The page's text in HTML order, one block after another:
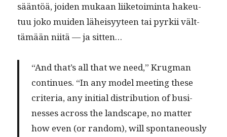
sään­töä, joiden mukaan liike­toim­inta hakeu­
tuu joko muiden läheisyy­teen tai pyrkii vält­
tämään niitä — ja sitten…
“And that’s all that we need,” Krug­man
con­tin­ues. “In any mod­el meet­ing these
cri­te­ria, any ini­tial dis­tri­b­u­tion of busi­
ness­es across the land­scape, no mat­ter
how even (or ran­dom), will spon­ta­neous­ly